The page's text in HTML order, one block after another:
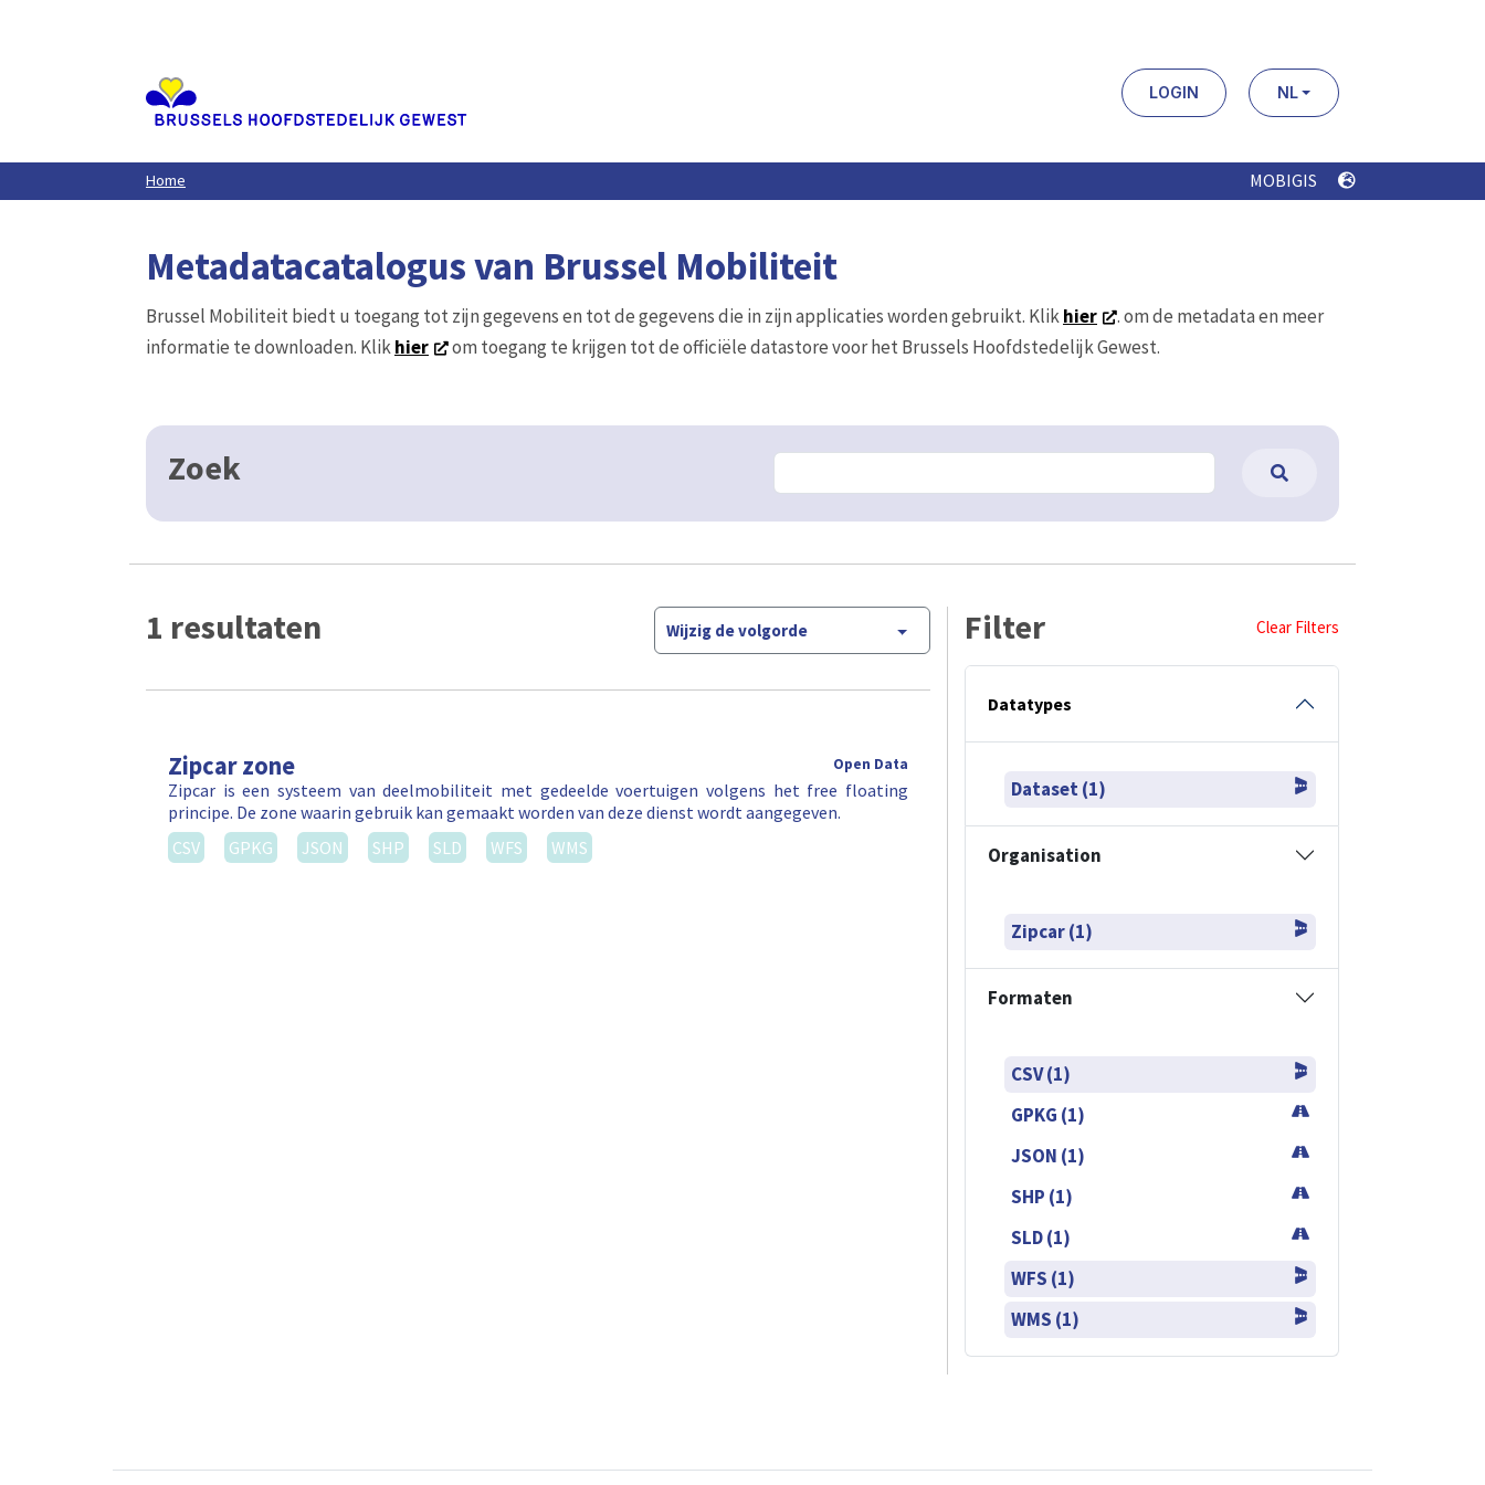
LOGIN NL
Home MOBIGIS
Metadatacatalogus van Brussel Mobiliteit
Brussel Mobiliteit biedt u toegang tot zijn gegevens en tot de gegevens die in zijn applicaties worden gebruikt. Klikhier
. om de metadata en meer
informatie te downloaden. Klikhier om toegang te krijgen tot de officiële datastore voor het Brussels Hoofdstedelijk Gewest.
Zoek
1 resultaten Wijzig de volgorde
Zipcar zone Open Data
Zipcar is een systeem van deelmobiliteit met gedeelde voertuigen volgens het free floating
principe. De zone waarin gebruik kan gemaakt worden van deze dienst wordt aangegeven.
CSV
GPKG JSON SHP SLD WFS WMS
Filter Clear Filters
Datatypes
Dataset (1)
Organisation
Zipcar (1)
Formaten
CSV (1)
GPKG (1)
JSON (1)
SHP (1)
SLD (1)
WFS (1)
WMS (1)